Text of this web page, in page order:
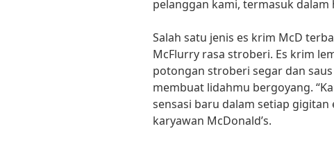
pelanggan kami, termasuk dalam
Salah satu jenis es krim McD
McFlurry rasa stroberi. Es krim
potongan stroberi segar dan
membuat lidahmu bergoyang.
sensasi baru dalam setiap gigitan
karyawan McDonald’s.